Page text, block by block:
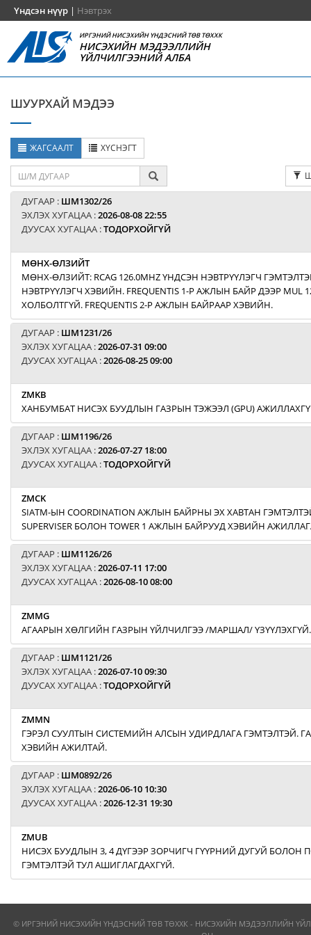
Үндсэн нүүр | Нэвтрэх
ИРГЭНИЙ НИСЭХИЙН ҮНДЭСНИЙ ТӨВ ТӨХХК
НИСЭХИЙН МЭДЭЭЛЛИЙН
ҮЙЛЧИЛГЭЭНИЙ АЛБА
ШУУРХАЙ МЭДЭЭ
ЖАГСААЛТ ХҮСНЭГТ
ДУГААР : ШМ1302/26
ЭХЛЭХ ХУГАЦАА :2026-08-08 22:55
ДУУСАХ ХУГАЦАА :ТОДОРХОЙГҮЙ
МӨНХ-ӨЛЗИЙТ
МӨНХ-ӨЛЗИЙТ: RCAG 126.0MHZ ҮНДСЭН НЭВТРҮҮЛЭГЧ
НЭВТРҮҮЛЭГЧ ХЭВИЙН. FREQUENTIS 1-Р АЖЛЫН БАЙР ДЭЭР MUL
ХОЛБОЛТГҮЙ. FREQUENTIS 2-Р АЖЛЫН БАЙРААР ХЭВИЙН.
ДУГААР : ШМ1231/26
ЭХЛЭХ ХУГАЦАА :2026-07-31 09:00
ДУУСАХ ХУГАЦАА :2026-08-25 09:00
ZMKB
ХАНБУМБАТ НИСЭХ БУУДЛЫН ГАЗРЫН ТЭЖЭЭЛ (GPU)
ДУГААР : ШМ1196/26
ЭХЛЭХ ХУГАЦАА :2026-07-27 18:00
ДУУСАХ ХУГАЦАА :ТОДОРХОЙГҮЙ
ZMCK
SIATM-ЫН COORDINATION АЖЛЫН БАЙРНЫ ЭХ ХАВТАН
SUPERVISER БОЛОН TOWER 1 АЖЛЫН БАЙРУУД ХЭВИЙН
ДУГААР : ШМ1126/26
ЭХЛЭХ ХУГАЦАА :2026-07-11 17:00
ДУУСАХ ХУГАЦАА :2026-08-10 08:00
ZMMG
АГААРЫН ХӨЛГИЙН ГАЗРЫН ҮЙЛЧИЛГЭЭ /МАРШАЛ/ ҮЗҮҮЛЭХГҮЙ.
ДУГААР : ШМ1121/26
ЭХЛЭХ ХУГАЦАА :2026-07-10 09:30
ДУУСАХ ХУГАЦАА :ТОДОРХОЙГҮЙ
ZMMN
ГЭРЭЛ СУУЛТЫН СИСТЕМИЙН АЛСЫН УДИРДЛАГА ГЭМТЭЛТЭЙ.
ХЭВИЙН АЖИЛТАЙ.
ДУГААР : ШМ0892/26
ЭХЛЭХ ХУГАЦАА :2026-06-10 10:30
ДУУСАХ ХУГАЦАА :2026-12-31 19:30
ZMUB
НИСЭХ БУУДЛЫН 3, 4 ДҮГЭЭР ЗОРЧИГЧ ГҮҮРНИЙ ДУГУЙ БОЛОН
ГЭМТЭЛТЭЙ ТУЛ АШИГЛАГДАХГҮЙ.
© ИРГЭНИЙ НИСЭХИЙН ҮНДЭСНИЙ ТӨВ ТӨХХК - НИСЭХИЙН МЭДЭЭЛЛИЙН